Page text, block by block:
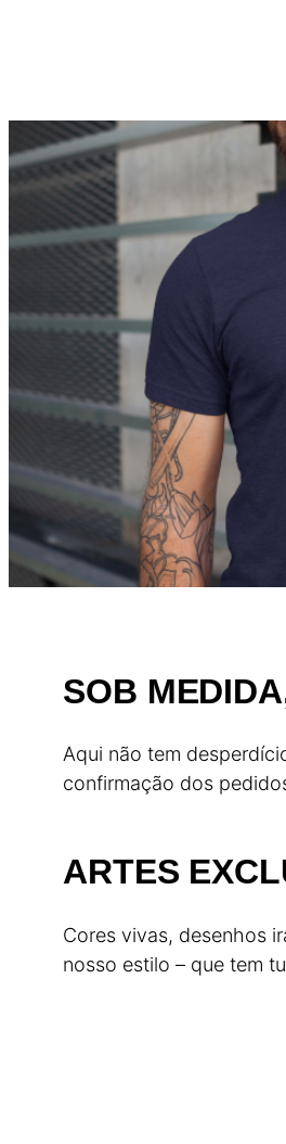
SOB
Aqui não tem
confirmação dos
ARTES
Cores vivas, desenhos
nosso estilo – que tem